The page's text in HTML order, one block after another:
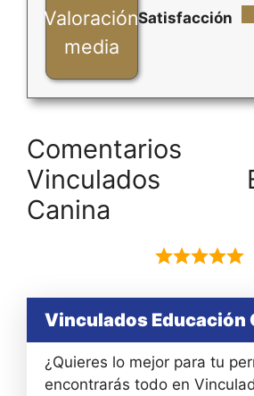
Valoración
media
Satisfacción
Vinculados
Canina
Vinculados Educación
¿Quieres lo mejor para tu
encontrarás todo en